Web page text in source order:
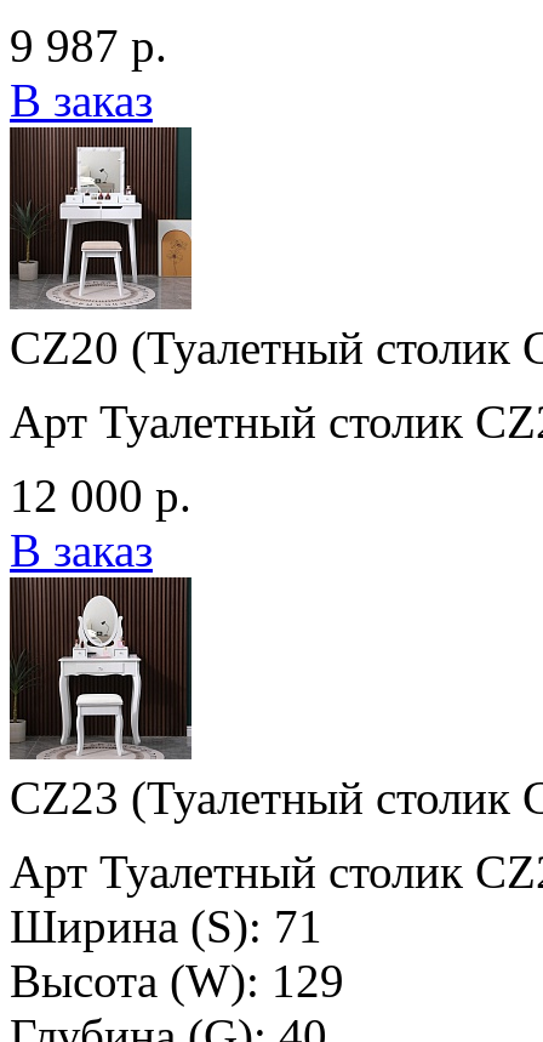
9 987 р.
В заказ
CZ20 (Туалетный столик
Арт Туалетный столик
12 000 р.
В заказ
CZ23 (Туалетный столик
Арт Туалетный столик
Ширина (S): 71
Высота (W): 129